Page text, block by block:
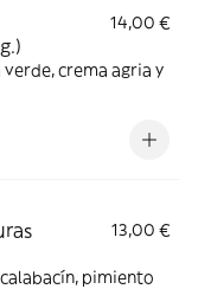
14,00 €
crema agria y
13,00 €
pimiento